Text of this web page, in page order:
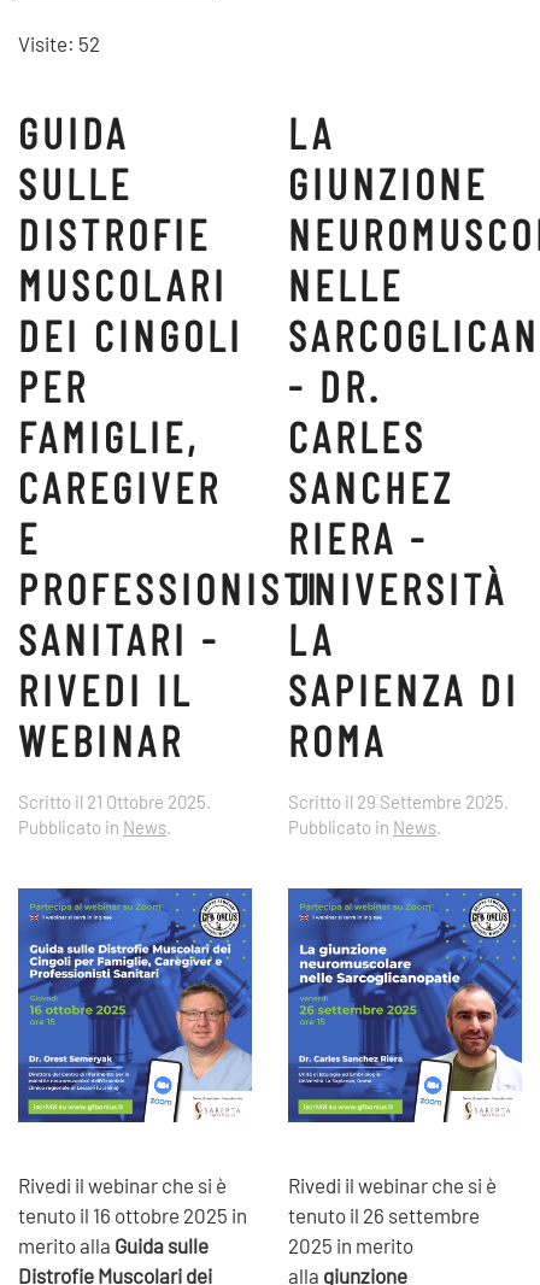
Visite: 52
GUIDA
SULLE
DISTROFIE
MUSCOLARI
DEI CINGOLI
PER
FAMIGLIE,
CAREGIVER
E
PROFESSIONISTI
SANITARI -
RIVEDI IL
WEBINAR
Scritto il 21 Ottobre 2025
Pubblicato in News
Rivedi il webinar che si è
tenuto il 16 ottobre 2025 in
merito alla Guida sulle
Distrofie Muscolari dei
LA
GIUNZIONE
NELLE
- DR.
CARLES
SANCHEZ
RIERA -
UNIVERSITÀ
LA
SAPIENZA DI
ROMA
Scritto il 29 Settembre 2025
Pubblicato in News
Rivedi il webinar che si è
tenuto il 26 settembre
2025 in merito
alla giunzione